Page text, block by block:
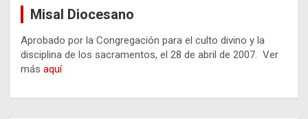
Misal Diocesano
Aprobado por la Congregación para el culto divino y la
disciplina de los sacramentos, el 28 de abril de 2007. Ver
más aquí